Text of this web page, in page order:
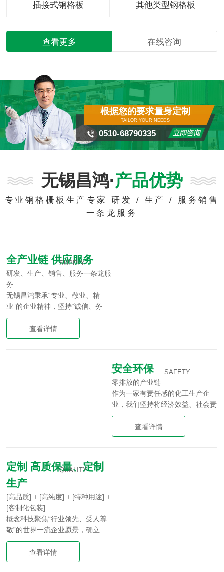
插接式钢格板 其他类型钢格板
查看更多 在线咨询
根据您的要求量身定制
TAILOR YOUR NEEDS
0510-68790335
无锡昌鸿·产品优势
专业钢格栅板生产专家 研发 / 生产 / 服务销售
一条龙服务
SUPPLY
全产业链 供应服务
研发、生产、销售、服务一条龙服
务
无锡昌鸿秉承“专业、敬业、精
业”的企业精神，坚持“诚信、务
实、进取、永续”的经营理念，同
时依靠先进的技术和设备，严把产
品质量关，追求客户100%的满意
广泛地服务于众多行业。为提供客
为客户提供满足不同国家和市场准
入标准及法规要求的产品。
查看详情
SAFETY
安全环保
零排放的产业链
作为一家有责任感的化工生产企
业，我们坚持将经济效益、社会责
任以及环境保护结合在一起，通过
科学与创新，整个生产过程中实现
了零排放。
查看详情
QUALITY
定制 高质保量、定制
生产
[高品质] + [高纯度] + [特种用途] +
[客制化包装]
概念科技聚焦“行业领先、受人尊
敬”的世界一流企业愿景，确立
了“科技领先、优质高效、客户至
上、尊信守约”的发展理念，在钢
格栅板、踏步板、沟盖板、球型栏
查看详情